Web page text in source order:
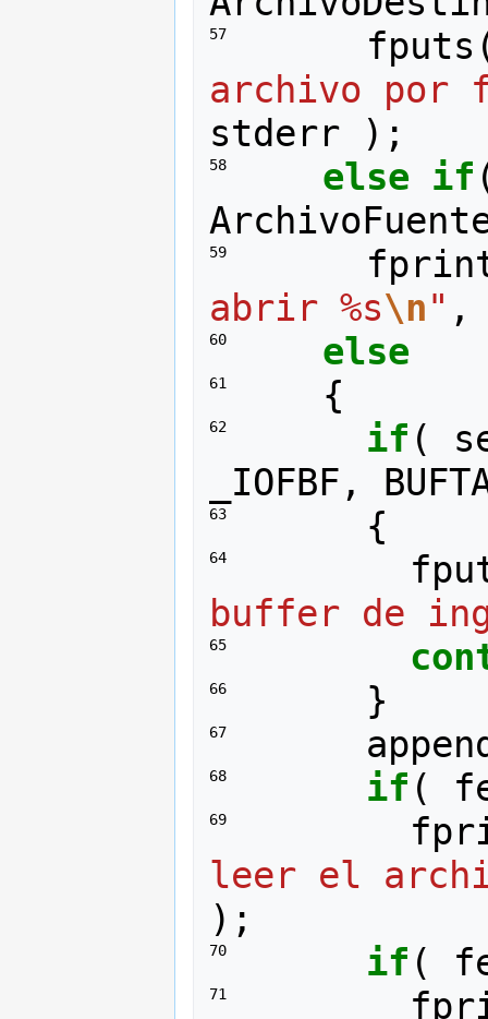
57 fputs
archivo por
stderr
);
58 else if
59
abrir %s\n" ,
60 else
61 {
62 if (
_IOFBF ,
63 {
64
buffer de
65
66 }
67
68 if (
69
leer el
);
70 if (
71